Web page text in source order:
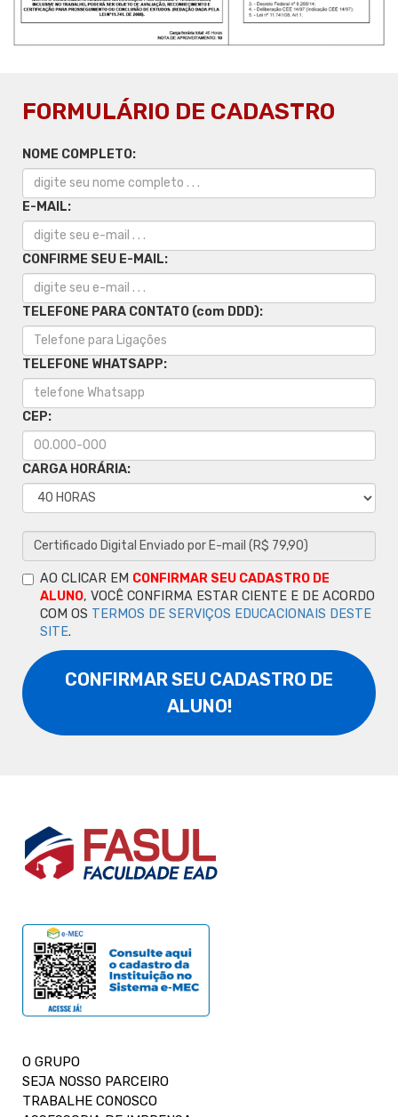
FORMULÁRIO DE CADASTRO
NOME COMPLETO:
E-MAIL:
CONFIRME SEU E-MAIL:
TELEFONE PARA CONTATO (com DDD):
TELEFONE WHATSAPP:
CEP:
CARGA HORÁRIA:
AO CLICAR EM CONFIRMAR SEU CADASTRO DE
ALUNO, VOCÊ CONFIRMA ESTAR CIENTE E DE ACORDO
COM OS TERMOS DE SERVIÇOS EDUCACIONAIS DESTE
SITE.
CONFIRMAR SEU CADASTRO DE
ALUNO!
O GRUPO
SEJA NOSSO PARCEIRO
TRABALHE CONOSCO